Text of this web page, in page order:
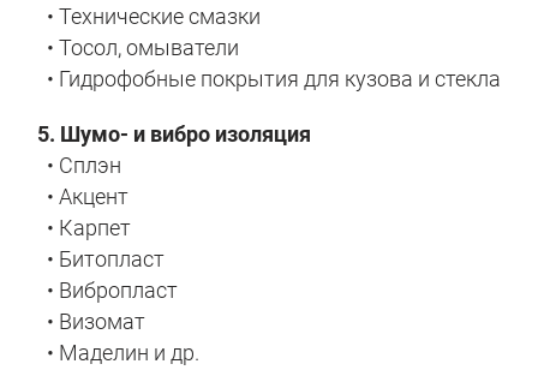
• Технические смазки
• Тосол, омыватели
• Гидрофобные покрытия для кузова и стекла
5. Шумо- и вибро изоляция
• Сплэн
• Акцент
• Карпет
• Битопласт
• Вибропласт
• Визомат
• Маделин и др.